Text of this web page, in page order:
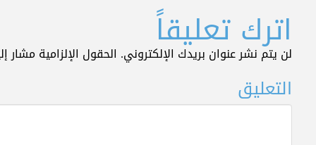
اترك تعليقاً
لن يتم نشر عنوان بريدك الإلكتروني. الحقول الإلزامية مشار
التعليق